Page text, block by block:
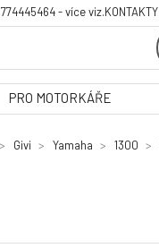
774445464 - více viz.KONTAKTY
PRO MOTORKÁŘE
Givi Yamaha 1300